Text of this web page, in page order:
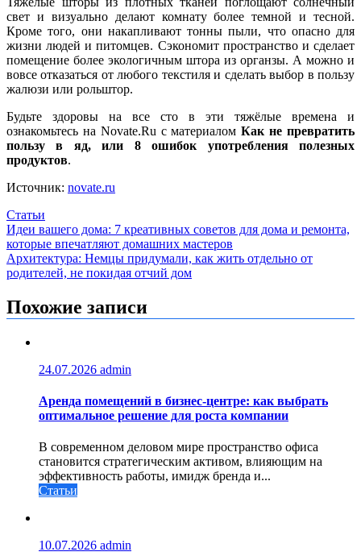
свет и визуально делают комнату более темной и тесной.
Кроме того, они накапливают тонны пыли, что опасно для
жизни людей и питомцев. Сэкономит пространство и сделает
помещение более экологичным штора из органзы. А можно и
вовсе отказаться от любого текстиля и сделать выбор в пользу
жалюзи или рольштор.
Будьте здоровы на все сто в эти тяжёлые времена и
ознакомьтесь на Novate.Ru с материаломКак не превратить
пользу в яд, или 8 ошибок употребления полезных
продуктов.
Источник: novate.ru
Статьи
Навигация
по
записям
Идеи вашего дома: 7 креативных советов для дома и ремонта,
которые впечатляют домашних мастеров
Архитектура: Немцы придумали, как жить отдельно от
родителей, не покидая отчий дом
Похожие записи
24.07.2026 admin
Аренда помещений в бизнес‑центре: как выбрать
оптимальное решение для роста компании
В современном деловом мире пространство офиса
становится стратегическим активом, влияющим на
эффективность работы, имидж бренда и...
Статьи
10.07.2026 admin